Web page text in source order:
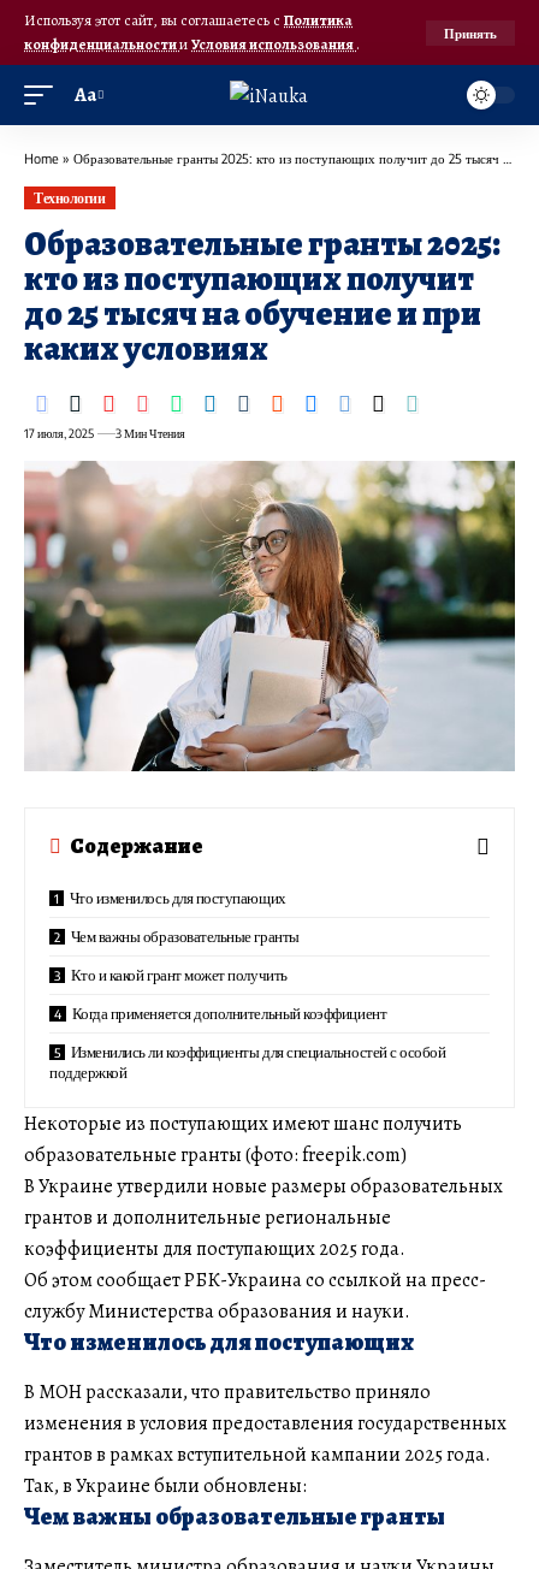
Используя этот сайт, вы соглашаетесь с Политика
конфиденциальностииУсловия использования.
Принять
Аа
Home » Образовательные гранты 2025: кто из поступающих получит до 25 тысяч на обучение и при каких условиях
Технологии
Образовательные гранты 2025:
кто из поступающих получит
до 25 тысяч на обучение и при
каких условиях
17 июля, 2025 3 Мин Чтения
Содержание
Что изменилось для поступающих
Чем важны образовательные гранты
Кто и какой грант может получить
Когда применяется дополнительный коэффициент
Изменились ли коэффициенты для специальностей с особой
поддержкой
Некоторые из поступающих имеют шанс получить
образовательные гранты (фото: freepik.com)
В Украине утвердили новые размеры образовательных
грантов и дополнительные региональные
коэффициенты для поступающих 2025 года.
Об этом сообщает РБК-Украина со ссылкой на пресс-
службу Министерства образования и науки.
Что изменилось для поступающих
В МОН рассказали, что правительство приняло
изменения в условия предоставления государственных
грантов в рамках вступительной кампании 2025 года.
Так, в Украине были обновлены:
Чем важны образовательные гранты